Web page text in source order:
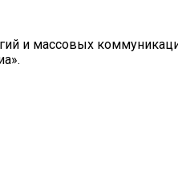
и массовых